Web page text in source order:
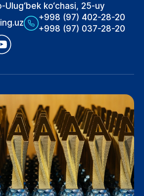
Ulug‘bek ko‘chasi, 25-uy
+998 (97) 402-28-20
+998 (97) 037-28-20